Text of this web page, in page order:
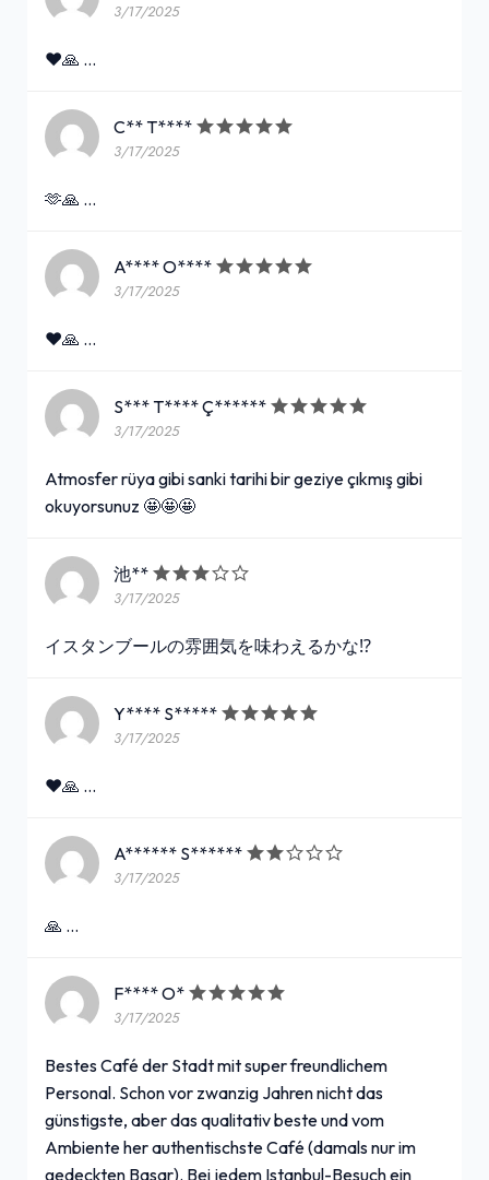
3/17/2025
❤️🙏 …
C** T****
3/17/2025
🫶🙏 …
A**** O****
3/17/2025
❤️🙏 …
S*** T**** Ç******
3/17/2025
Atmosfer rüya gibi sanki tarihi bir geziye çıkmış gibi
okuyorsunuz 🤩🤩🤩
池**
3/17/2025
イスタンブールの雰囲気を味わえるかな⁉️
Y**** S*****
3/17/2025
❤️🙏 …
A****** S******
3/17/2025
🙏 …
F**** O*
3/17/2025
Bestes Café der Stadt mit super freundlichem
Personal. Schon vor zwanzig Jahren nicht das
günstigste, aber das qualitativ beste und vom
Ambiente her authentischste Café (damals nur im
gedeckten Basar). Bei jedem Istanbul-Besuch ein